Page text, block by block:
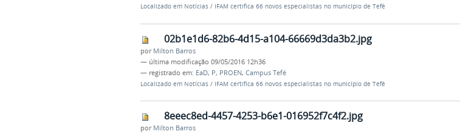
Localizado em Notícias / IFAM certifica 66 novos especialistas no município de Tefé
02b1e1d6-82b6-4d15-a104-66669d3da3b2.jpg
por Milton Barros
— última modificação 09/05/2016 12h36
— registrado em: EaD, P, PROEN, Campus Tefé
Localizado em Notícias / IFAM certifica 66 novos especialistas no município de Tefé
8eeec8ed-4457-4253-b6e1-016952f7c4f2.jpg
por Milton Barros